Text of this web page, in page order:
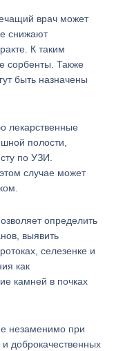
врач может
снижают
К таким
сорбенты. Также
быть назначены
лекарственные
полости,
по УЗИ.
случае может
определить
выявить
селезенке и
как
камней в почках
незаменимо при
и доброкачественных